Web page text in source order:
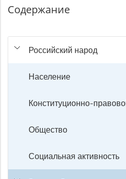
Содержание
Российский народ
Население
Конституционно-
Общество
Социальная активность